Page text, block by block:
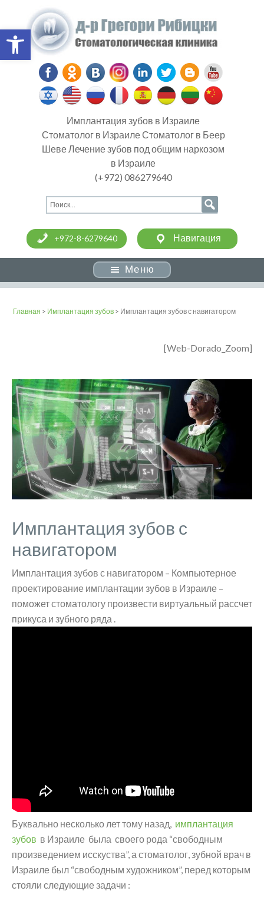
Open toolbar
Имплантация зубов в Израиле
Стоматолог в Израиле Стоматолог в Беер
Шеве Лечение зубов под общим наркозом
в Израиле
(+972) 086279640
+972-8-6279640 Навигация
Меню
Главная > Имплантация зубов > Имплантация зубов с навигатором
[Web-Dorado_Zoom]
Имплантация зубов с
навигатором
Имплантация зубов с навигатором – Компьютерное
проектирование имплантации зубов в Израиле –
поможет стоматологу произвести виртуальный рассчет
прикуса и зубного ряда .
Буквально несколько лет тому назад, имплантация
зубов в Израиле была своего рода “свободным
произведением исскуства”, а стоматолог, зубной врач в
Израиле был “свободным художником”, перед которым
стояли следующие задачи :